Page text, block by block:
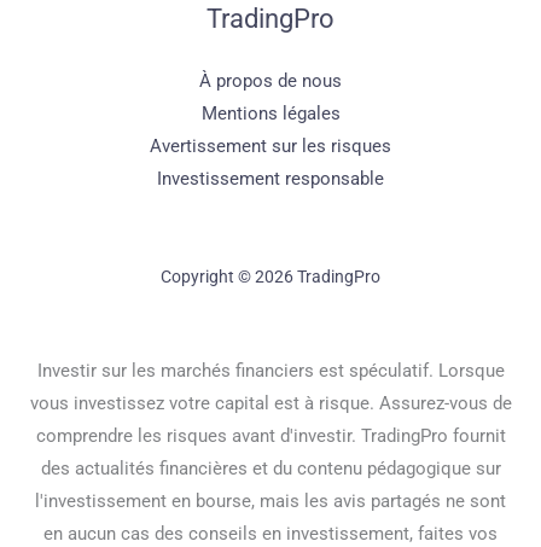
TradingPro
À propos de nous
Mentions légales
Avertissement sur les risques
Investissement responsable
Copyright © 2026 TradingPro
Investir sur les marchés financiers est spéculatif. Lorsque
vous investissez votre capital est à risque. Assurez-vous de
comprendre les risques avant d'investir. TradingPro fournit
des actualités financières et du contenu pédagogique sur
l'investissement en bourse, mais les avis partagés ne sont
en aucun cas des conseils en investissement, faites vos